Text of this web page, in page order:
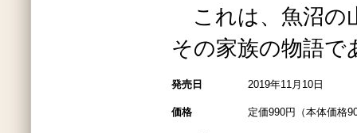
これは、魚沼の
その家族の物語
発売日 2019年11月10日
価格 定価990円（本体価格